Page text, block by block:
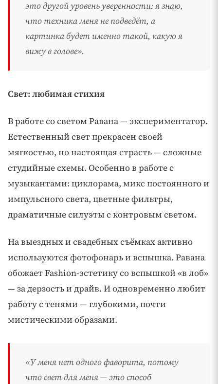
это другой уровень уверенности: я знаю,
что техника меня не подведёт, а
картинка будет именно такой, какую я
вижу в голове».
Свет: любимая стихия
В работе со светом Равана — экспериментатор.
Естественный свет прекрасен своей
мягкостью, но настоящая страсть — сложные
студийные схемы. Особенно в работе с
музыкантами: циклорама, микс постоянного и
импульсного света, цветные фильтры,
драматичные силуэты с контровым светом.
На выездных и свадебных съёмках активно
используются фотофонарь и вспышка. Равана
обожает Fashion-эстетику со вспышкой «в лоб»
— за дерзость и драйв. И одновременно любит
работу с тенями — глубокими, почти
мистическими образами.
«У меня нет одного фаворита, потому
что свет для меня — это способ